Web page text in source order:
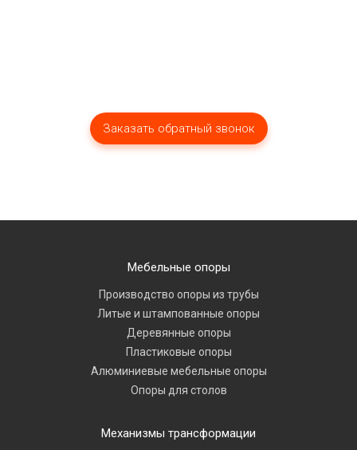
Мебельные опоры
Производство опоры из трубы
Литые и штампованные опоры
Деревянные опоры
Пластиковые опоры
Алюминиевые мебельные опоры
Опоры для столов
Механизмы трансформации